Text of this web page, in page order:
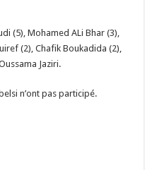
(5), Mohamed ALi Bhar (3),
(2), Chafik Boukadida (2),
Jaziri.
n’ont pas participé.